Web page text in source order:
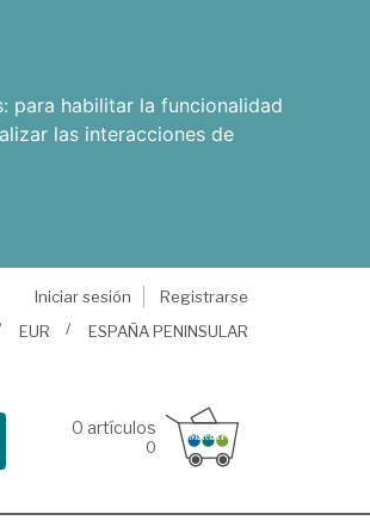
para habilitar la funcionalidad
las interacciones de
Iniciar sesión
Registrarse
EUR ESPAÑA PENINSULAR
0 artículos
0